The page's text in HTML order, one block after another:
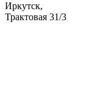
Иркутск,
Трактовая 31/3